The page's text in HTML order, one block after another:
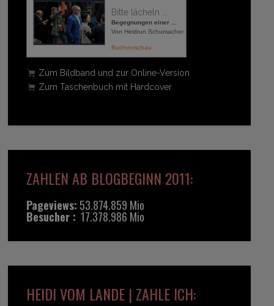
Bitte lächeln ...
Begegnungen einer ...
Von Heidrun Schumacher
Buchvorschau
Zum Bildband und zur Online-Version
Zum Taschenbuch mit Hardcover
ZAHLEN AB BLOGBEGINN 2011:
Pageviews: 53.874.859 Mio
Besucher : 17.378.986 Mio
HEIDI VOM LANDE | ZAHLE ICH: